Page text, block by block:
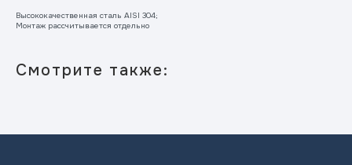
Высококачественная сталь AISI 304;
Монтаж рассчитывается отдельно
Смотрите также: